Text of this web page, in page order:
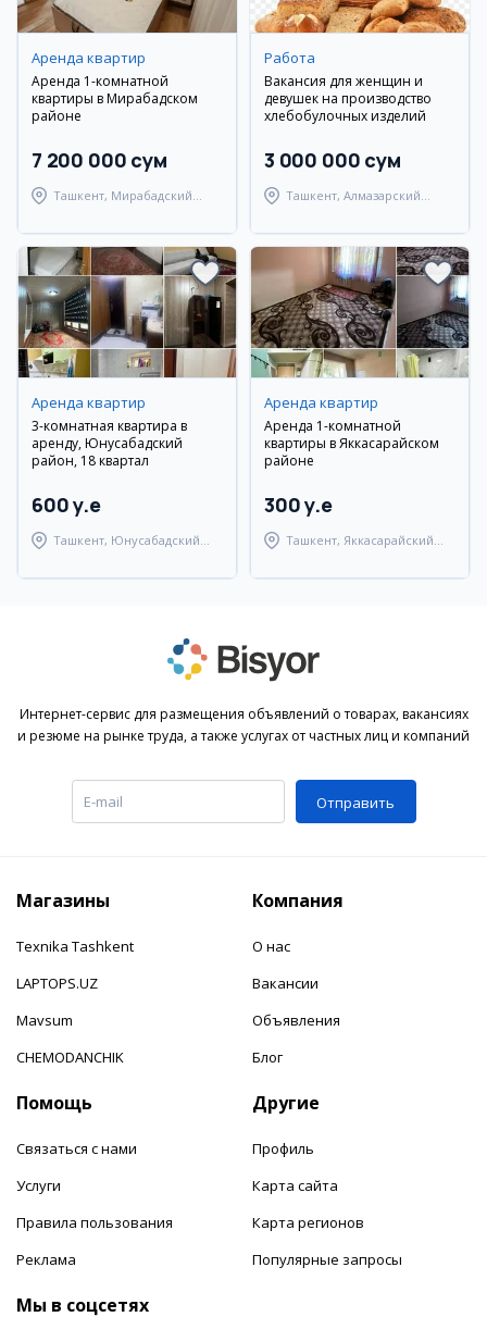
Аренда квартир
Аренда 1-комнатной
квартиры в Мирабадском
районе
7 200 000 сум
Ташкент, Мирабадский
Работа
Вакансия для женщин и
девушек на производство
хлебобулочных изделий
3 000 000 сум
Ташкент, Алмазарский
Аренда квартир
3-комнатная квартира в
аренду, Юнусабадский
район, 18 квартал
600 y.e
Ташкент, Юнусабадский
Аренда квартир
Аренда 1-комнатной
квартиры в Яккасарайском
районе
300 y.e
Ташкент, Яккасарайский
Интернет-сервис для размещения объявлений о товарах, вакансиях
и резюме на рынке труда, а также услугах от частных лиц и компаний
Отправить
Магазины
Texnika Tashkent
LAPTOPS.UZ
Mavsum
CHEMODANCHIK
Компания
О нас
Вакансии
Объявления
Блог
Помощь
Связаться с нами
Услуги
Правила пользования
Реклама
Другие
Профиль
Карта сайта
Карта регионов
Популярные запросы
Мы в соцсетях